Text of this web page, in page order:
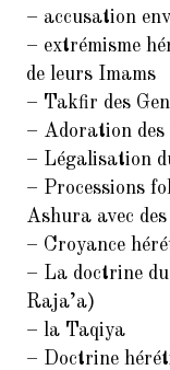
– accusation
– extrémisme
de leurs Imams
– Takfir des
– Adoration des
– Légalisation
– Processions
Ashura avec
– Croyance
– La doctrine
Raja’a)
– la Taqiya
– Doctrine